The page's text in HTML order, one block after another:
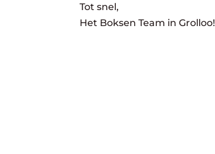
Tot snel,
Het Boksen Team in Grolloo!